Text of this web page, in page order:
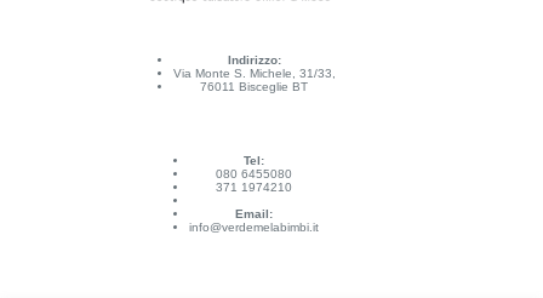
Indirizzo:
Via Monte S. Michele, 31/33,
76011 Bisceglie BT
Tel:
080 6455080
371 1974210
Email:
info@verdemelabimbi.it